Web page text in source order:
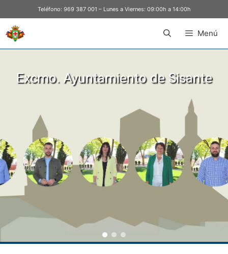
Teléfono: 969 387 001 – Lunes a Viernes: 09:00h a 14:00h
Menú
Excmo. Ayuntamiento de Sisante